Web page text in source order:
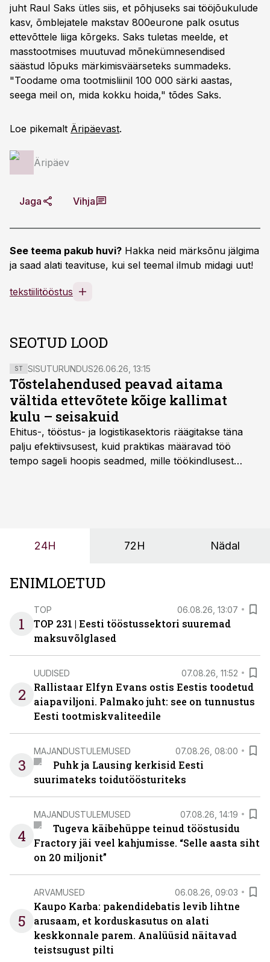
juht Raul Saks ütles siis, et põhjuseks sai tööjõukulude
kasv, õmblejatele makstav 800eurone palk osutus
ettevõttele liiga kõrgeks. Saks tuletas meelde, et
masstootmises muutuvad mõnekümnesendised
säästud lõpuks märkimisväärseteks summadeks.
"Toodame oma tootmisliinil 100 000 särki aastas,
seega meil on, mida kokku hoida," tõdes Saks.
Loe pikemalt Äripäevast.
Äripäev
Jaga Vihja
See teema pakub huvi? Hakka neid märksõnu jälgima
ja saad alati teavituse, kui sel teemal ilmub midagi uut!
tekstiilitööstus
SEOTUD LOOD
ST SISUTURUNDUS26.06.26, 13:15
Tõstelahendused peavad aitama
vältida ettevõtete kõige kallimat
kulu – seisakuid
Ehitus-, tööstus- ja logistikasektoris räägitakse täna
palju efektiivsusest, kuid praktikas määravad töö
tempo sageli hoopis seadmed, mille töökindlusest
24H 72H Nädal
ENIMLOETUD
1
TOP 06.08.26, 13:07
TOP 231 | Eesti tööstussektori suuremad
maksuvõlglased
2
UUDISED 07.08.26, 11:52
Rallistaar Elfyn Evans ostis Eestis toodetud
aiapaviljoni. Palmako juht: see on tunnustus
Eesti tootmiskvaliteedile
3
MAJANDUSTULEMUSED 07.08.26, 08:00
Puhk ja Lausing kerkisid Eesti
suurimateks toidutöösturiteks
4
MAJANDUSTULEMUSED 07.08.26, 14:19
Tugeva käibehüppe teinud tööstusidu
Fractory jäi veel kahjumisse. “Selle aasta siht
on 20 miljonit”
5
ARVAMUSED 06.08.26, 09:03
Kaupo Karba: pakendidebatis levib lihtne
arusaam, et korduskasutus on alati
keskkonnale parem. Analüüsid näitavad
teistsugust pilti